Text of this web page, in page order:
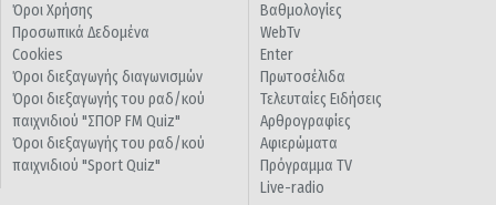
Όροι Χρήσης
Προσωπικά Δεδομένα
Cookies
Όροι διεξαγωγής διαγωνισμών
Όροι διεξαγωγής του ραδ/κού
παιχνιδιού "ΣΠΟΡ FM Quiz"
Όροι διεξαγωγής του ραδ/κού
παιχνιδιού "Sport Quiz"
Βαθμολογίες
WebTv
Enter
Πρωτοσέλιδα
Τελευταίες Ειδήσεις
Αρθρογραφίες
Αφιερώματα
Πρόγραμμα TV
Live-radio